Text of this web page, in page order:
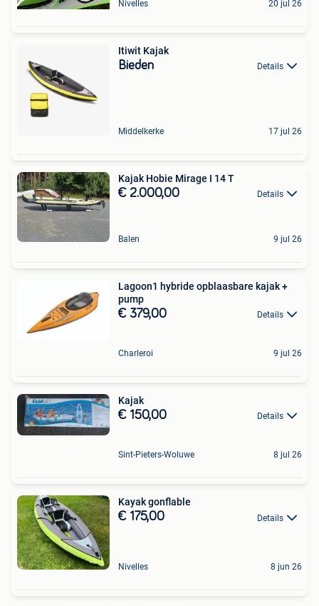
Nivelles 20 jul 26
Itiwit Kajak
Bieden Details
Middelkerke 17 jul 26
Kajak Hobie Mirage I 14 T
€ 2.000,00 Details
Balen 9 jul 26
Lagoon1 hybride opblaasbare kajak +
pump
€ 379,00 Details
Charleroi 9 jul 26
Kajak
€ 150,00 Details
Sint-Pieters-Woluwe 8 jul 26
Kayak gonflable
€ 175,00 Details
Nivelles 8 jun 26